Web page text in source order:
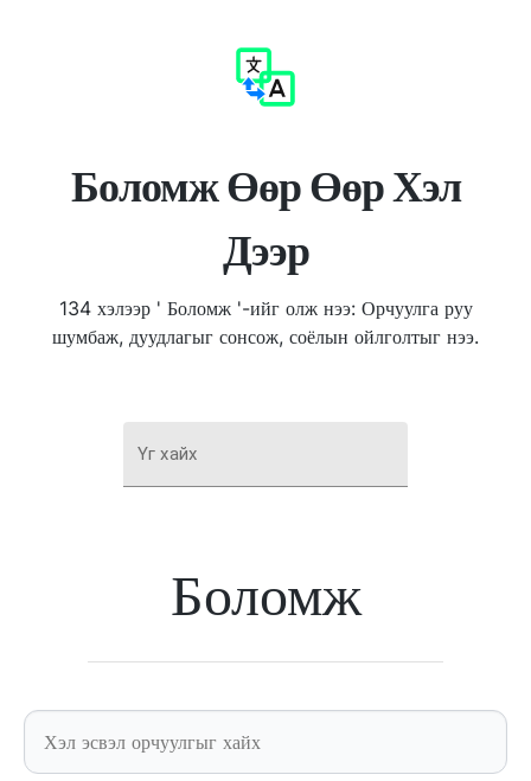
Боломж Өөр Өөр Хэл
Дээр
134 хэлээр ' Боломж '-ийг олж нээ: Орчуулга руу
шумбаж, дуудлагыг сонсож, соёлын ойлголтыг нээ.
Үг хайх
Боломж